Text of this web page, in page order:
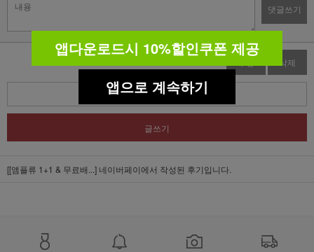
댓글쓰기
삭제
목록
글쓰기
[[앰플류 1+1 & 무료배...] 네이버페이에서 작성된 후기입니다.
앱다운로드시 10%할인쿠폰 제공
앱으로 계속하기